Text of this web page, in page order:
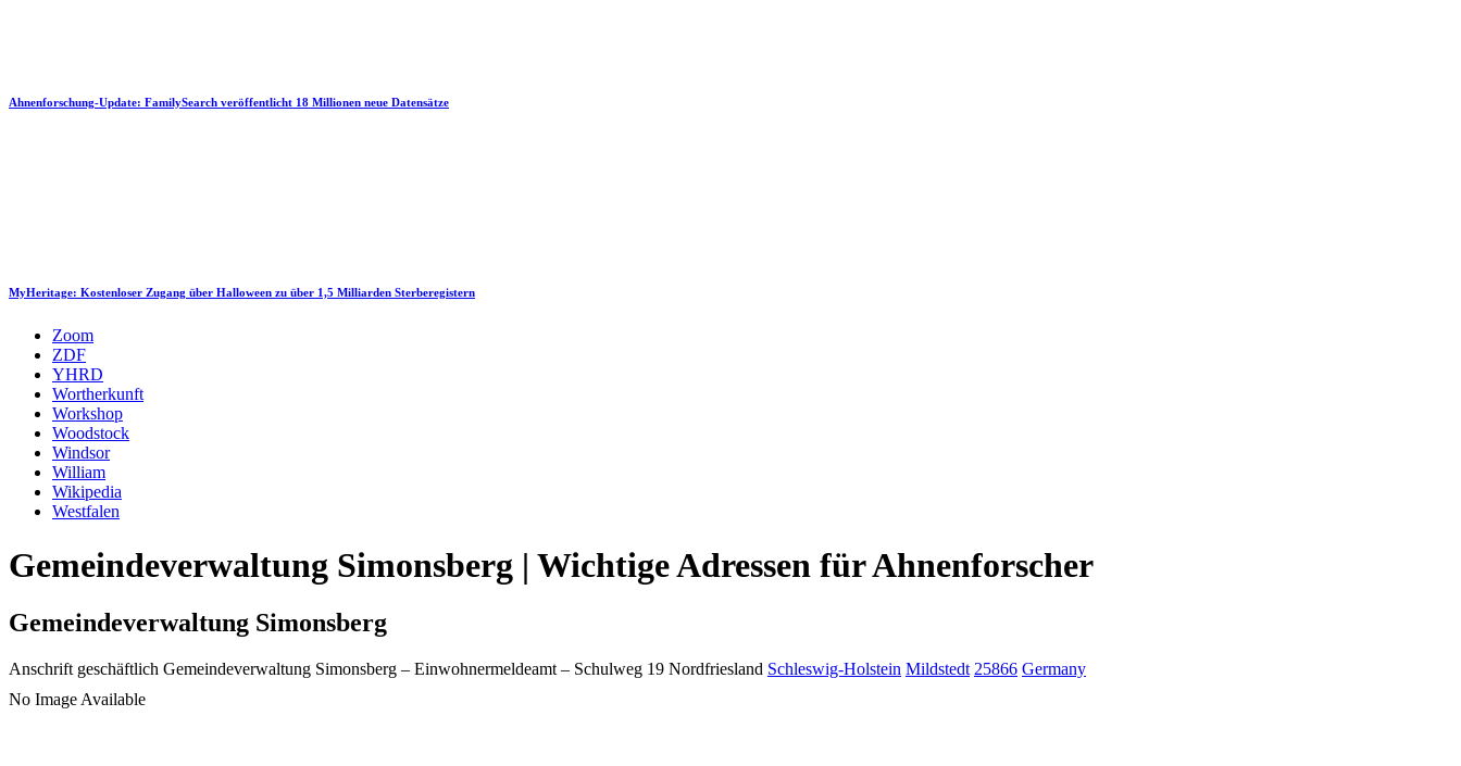
Ahnenforschung-Update: FamilySearch veröffentlicht 18 Millionen neue Datensätze
MyHeritage: Kostenloser Zugang über Halloween zu über 1,5 Milliarden Sterberegistern
Zoom
ZDF
YHRD
Wortherkunft
Workshop
Woodstock
Windsor
William
Wikipedia
Westfalen
Gemeindeverwaltung Simonsberg | Wichtige Adressen für Ahnenforscher
Gemeindeverwaltung Simonsberg
Anschrift geschäftlich Gemeindeverwaltung Simonsberg – Einwohnermeldeamt – Schulweg 19 Nordfriesland Schleswig-Holstein Mildstedt 25866 Germany
No Image Available